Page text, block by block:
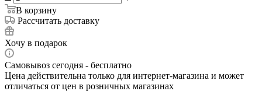
В корзину
Рассчитать доставку
Хочу в подарок
Самовывоз сегодня - бесплатно
Цена действительна только для интернет-магазина и может
отличаться от цен в розничных магазинах